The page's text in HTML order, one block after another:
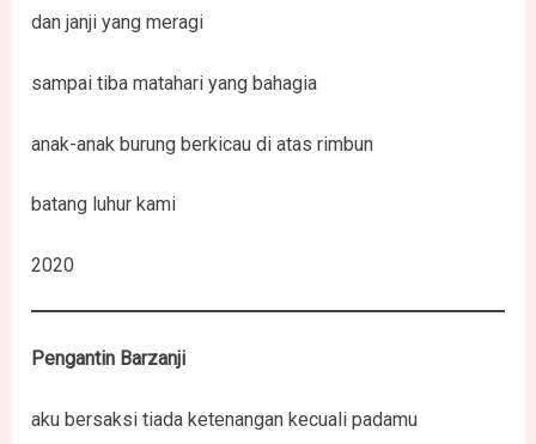
dan janji yang meragi
sampai tiba matahari yang bahagia
anak-anak burung berkicau di atas rimbun
batang luhur kami
2020
Pengantin Barzanji
aku bersaksi tiada ketenangan kecuali padamu